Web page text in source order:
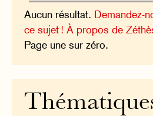
Aucun résultat. Demandez-
ce sujet ! À propos de
Page une sur zéro.